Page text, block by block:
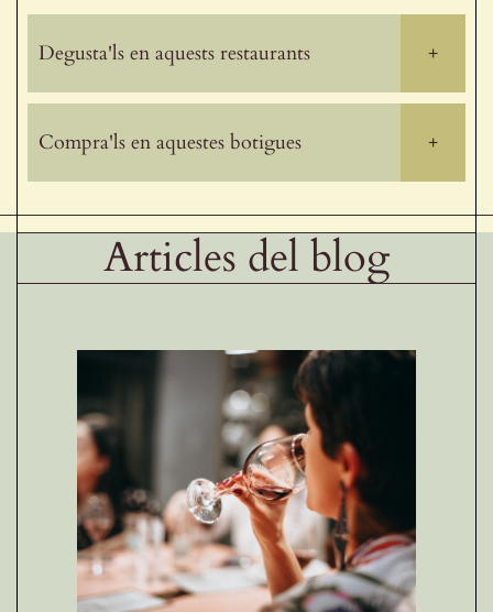
Degusta'ls en aquests restaurants +
Compra'ls en aquestes botigues +
Articles del blog